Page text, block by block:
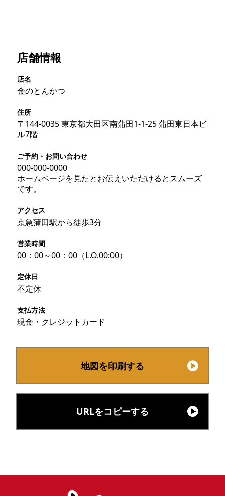
店舗情報
店名
金のとんかつ
住所
〒144-0035 東京都大田区南蒲田1-1-25 蒲田東日本ビ
ル7階
ご予約・お問い合わせ
000-000-0000
ホームページを見たとお伝えいただけるとスムーズ
です。
アクセス
京急蒲田駅から徒歩3分
営業時間
00：00～00：00（L.O.00:00）
定休日
不定休
支払方法
現金・クレジットカード
地図を印刷する
URLをコピーする